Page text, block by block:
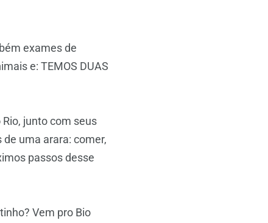
exames de
e: TEMOS DUAS
junto com seus
uma arara: comer,
passos desse
Vem pro Bio